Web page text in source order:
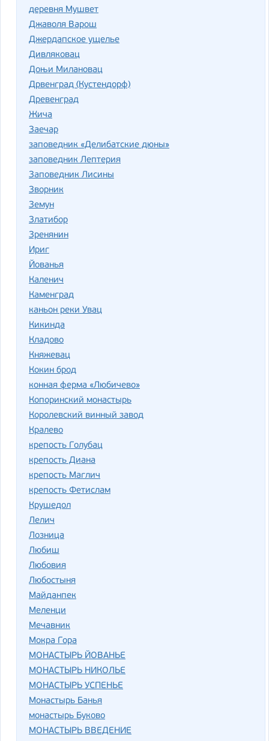
деревня Мушвет
Джаволя Варош
Джердапское ущелье
Дивляковац
Доњи Милановац
Дрвенград (Кустендорф)
Древенград
Жича
Заечар
заповедник «Делибатские дюны»
заповедник Лептерия
Заповедник Лисины
Зворник
Земун
Златибор
Зренянин
Ириг
Йованья
Каленич
Каменград
каньон реки Увац
Кикинда
Кладово
Княжевац
Кокин брод
конная ферма «Любичево»
Копоринский монастырь
Королевский винный завод
Кралево
крепость Голубац
крепость Диана
крепость Маглич
крепость Фетислам
Крушедол
Лелич
Лозница
Любиш
Любовия
Любостыня
Майданпек
Меленци
Мечавник
Мокра Гора
МОНАСТЫРЬ ЙОВАНЬЕ
МОНАСТЫРЬ НИКОЛЬЕ
МОНАСТЫРЬ УСПЕНЬЕ
Монастырь Банья
монастырь Буково
МОНАСТЫРЬ ВВЕДЕНИЕ